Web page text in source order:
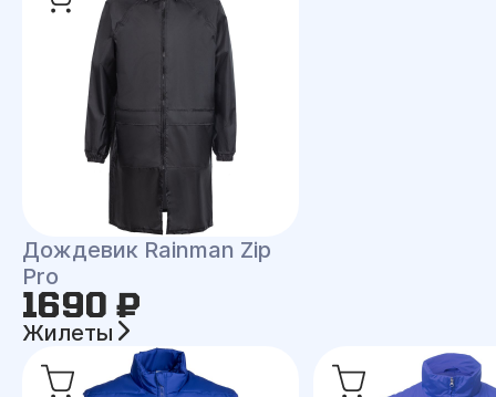
Дождевик Rainman Zip
Pro
1690 ₽
Жилеты